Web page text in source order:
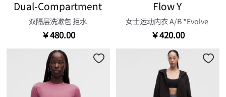
Dual-Compartment
双隔层洗漱包 拒水
￥480.00
Flow Y
女士运动内衣 A/B *Evolve
￥420.00